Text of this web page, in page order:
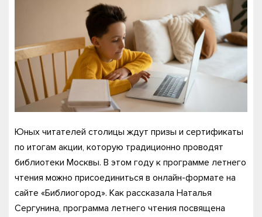
Юных читателей столицы ждут призы и сертификаты
по итогам акции, которую традиционно проводят
библиотеки Москвы. В этом году к программе летнего
чтения можно присоединиться в онлайн-формате на
сайте «Библиогород». Как рассказала Наталья
Сергунина, программа летнего чтения посвящена